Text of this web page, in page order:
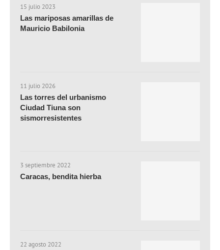
15 julio 2023
Las mariposas amarillas de
Mauricio Babilonia
11 julio 2026
Las torres del urbanismo
Ciudad Tiuna son
sismorresistentes
3 septiembre 2022
Caracas, bendita hierba
22 agosto 2022